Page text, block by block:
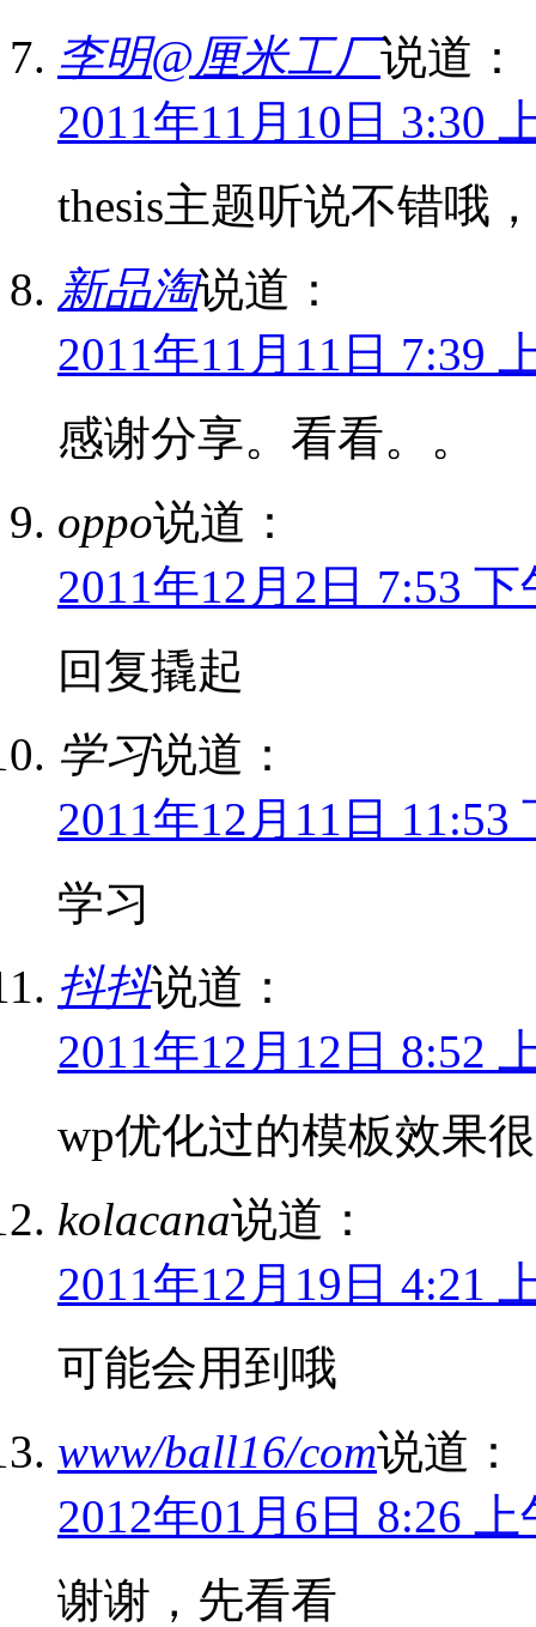
李明@厘米工厂说道：
2011年11月10日 3:30
thesis主题听说不错哦
新品淘说道：
2011年11月11日 7:39
感谢分享。看看。。
oppo说道：
2011年12月2日 7:53 下
回复撬起
学习说道：
2011年12月11日 11:53
学习
抖抖说道：
2011年12月12日 8:52
wp优化过的模板效果
kolacana说道：
2011年12月19日 4:21
可能会用到哦
www/ball16/com说道：
2012年01月6日 8:26 上
谢谢，先看看